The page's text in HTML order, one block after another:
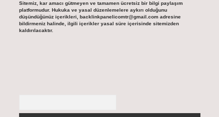
Sitemiz, kar amacı gütmeyen ve tamamen ücretsiz bir bilgi paylaşım
platformudur. Hukuka ve yasal düzenlemelere aykırı olduğunu
düşündüğünüz içerikleri, backlinkpanelicomtr@gmail.comadresine
bildirmeniz halinde, ilgili içerikler yasal süre içerisinde sitemizden
kaldırılacaktır.